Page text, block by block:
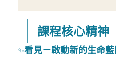
課程核心精神
✨看見－啟動新的生命